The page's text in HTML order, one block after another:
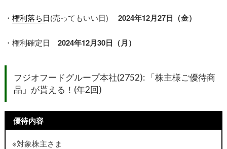
・ 権利落ち日(売ってもいい日) 2024年12月27日（金）
・権利確定日 2024年12月30日（月）
フジオフードグループ本社(2752):
「株主様ご優待商
品」 が貰える！(年2回)
優待内容
※対象株主さま